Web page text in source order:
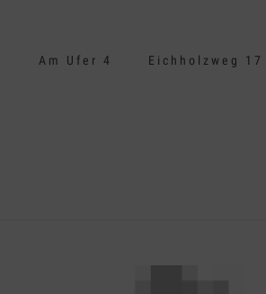
Am Ufer 4 Eichholzweg 17